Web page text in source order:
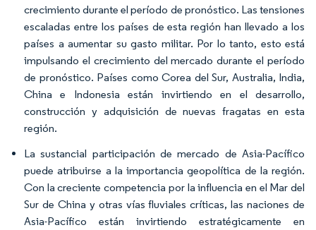
crecimiento durante el período de pronóstico. Las tensiones
escaladas entre los países de esta región han llevado a los
países a aumentar su gasto militar. Por lo tanto, esto está
impulsando el crecimiento del mercado durante el período
de pronóstico. Países como Corea del Sur, Australia, India,
China e Indonesia están invirtiendo en el desarrollo,
construcción y adquisición de nuevas fragatas en esta
región.
La sustancial participación de mercado de Asia-Pacífico
puede atribuirse a la importancia geopolítica de la región.
Con la creciente competencia por la influencia en el Mar del
Sur de China y otras vías fluviales críticas, las naciones de
Asia-Pacífico están invirtiendo estratégicamente en